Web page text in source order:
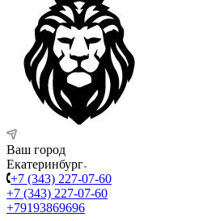
Ваш город
Екатеринбург
+7 (343) 227-07-60
+7 (343) 227-07-60
+79193869696